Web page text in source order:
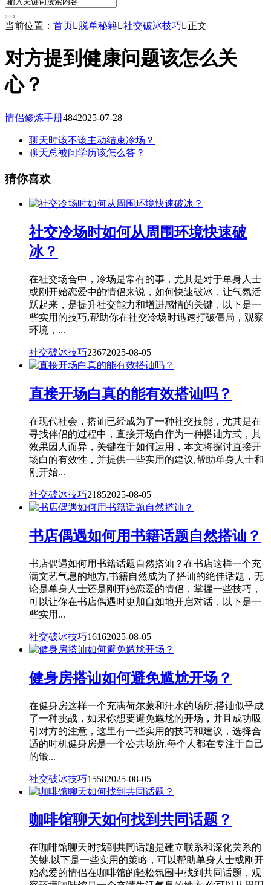
当前位置： 首页脱单秘籍社交破冰技巧正文
对方提到健康问题该怎么关
心？
情侣修炼手册4842025-07-28
聊天时该不该主动结束冷场？
聊天总被问学历该怎么答？
猜你喜欢
社交冷场时如何从周围环境快速破
冰？
在社交场合中，冷场是常有的事，尤其是对于单身人士
或刚开始恋爱中的情侣来说，如何快速破冰，让气氛活
跃起来，是提升社交能力和增进感情的关键，以下是一
些实用的技巧,帮助你在社交冷场时迅速打破僵局，观察
环境，...
社交破冰技巧23672025-08-05
直接开场白真的能有效搭讪吗？
在现代社会，搭讪已经成为了一种社交技能，尤其是在
寻找伴侣的过程中，直接开场白作为一种搭讪方式，其
效果因人而异，关键在于如何运用，本文将探讨直接开
场白的有效性，并提供一些实用的建议,帮助单身人士和
刚开始...
社交破冰技巧21852025-08-05
书店偶遇如何用书籍话题自然搭讪？
书店偶遇如何用书籍话题自然搭讪？在书店这样一个充
满文艺气息的地方,书籍自然成为了搭讪的绝佳话题，无
论是单身人士还是刚开始恋爱的情侣，掌握一些技巧，
可以让你在书店偶遇时更加自如地开启对话，以下是一
些实用...
社交破冰技巧16162025-08-05
健身房搭讪如何避免尴尬开场？
在健身房这样一个充满荷尔蒙和汗水的场所,搭讪似乎成
了一种挑战，如果你想要避免尴尬的开场，并且成功吸
引对方的注意，这里有一些实用的技巧和建议，选择合
适的时机健身房是一个公共场所,每个人都在专注于自己
的锻...
社交破冰技巧15582025-08-05
咖啡馆聊天如何找到共同话题？
在咖啡馆聊天时找到共同话题是建立联系和深化关系的
关键,以下是一些实用的策略，可以帮助单身人士或刚开
始恋爱的情侣在咖啡馆的轻松氛围中找到共同话题，观